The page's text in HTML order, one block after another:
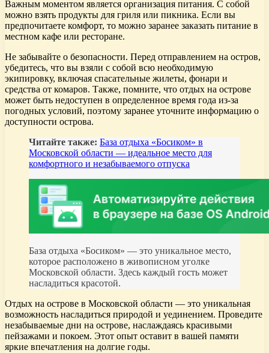
Важным моментом является организация питания. С собой
можно взять продукты для гриля или пикника. Если вы
предпочитаете комфорт, то можно заранее заказать питание в
местном кафе или ресторане.
Не забывайте о безопасности. Перед отправлением на остров,
убедитесь, что вы взяли с собой всю необходимую
экипировку, включая спасательные жилеты, фонари и
средства от комаров. Также, помните, что отдых на острове
может быть недоступен в определенное время года из-за
погодных условий, поэтому заранее уточните информацию о
доступности острова.
Читайте также: База отдыха «Босиком» в
Московской области — идеальное место для
комфортного и незабываемого отпуска
База отдыха «Босиком» — это уникальное место,
которое расположено в живописном уголке
Московской области. Здесь каждый гость может
насладиться красотой.
Отдых на острове в Московской области — это уникальная
возможность насладиться природой и уединением. Проведите
незабываемые дни на острове, наслаждаясь красивыми
пейзажами и покоем. Этот опыт оставит в вашей памяти
яркие впечатления на долгие годы.